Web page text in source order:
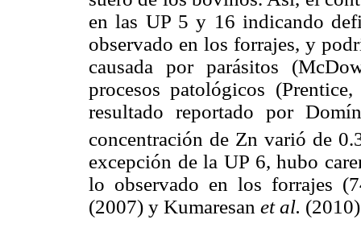
en las UP 5 y 16 indicando
observado en los forrajes, y
causada por parásitos
procesos patológicos
resultado reportado por
concentración de Zn varió de
excepción de la UP 6, hubo
lo observado en los forrajes
(2007) y Kumaresan et al.